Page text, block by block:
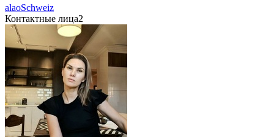
alaoSchweiz
Контактные лица2